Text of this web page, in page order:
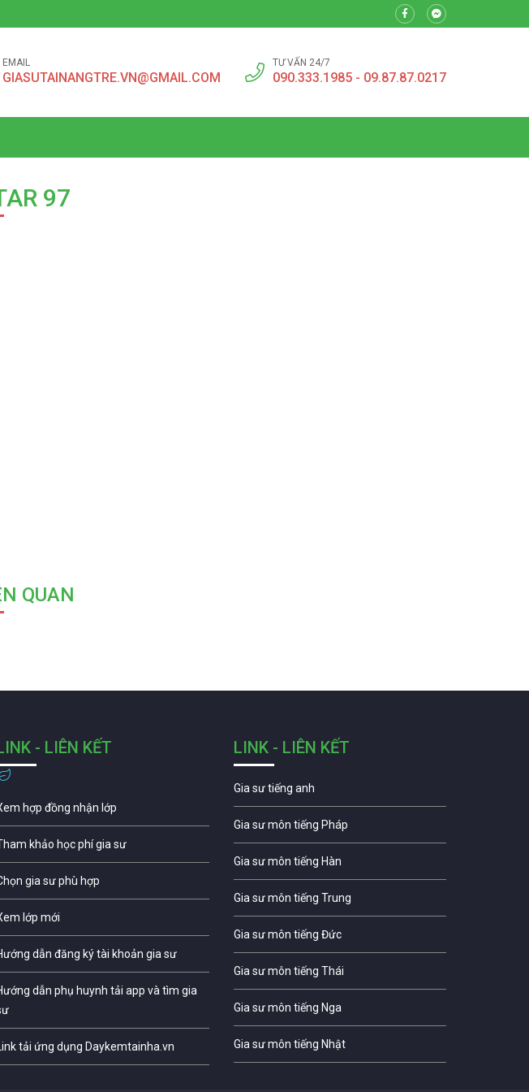
EMAIL
GIASUTAINANGTRE.VN@GMAIL.COM
TƯ VẤN 24/7
090.333.1985 - 09.87.87.0217
97
QUAN
- LIÊN KẾT
hợp đồng nhận lớp
khảo học phí gia sư
gia sư phù hợp
lớp mới
dẫn đăng ký tài khoản gia sư
dẫn phụ huynh tải app và tìm gia
tải ứng dụng Daykemtainha.vn
LINK - LIÊN KẾT
Gia sư tiếng anh
Gia sư môn tiếng Pháp
Gia sư môn tiếng Hàn
Gia sư môn tiếng Trung
Gia sư môn tiếng Đức
Gia sư môn tiếng Thái
Gia sư môn tiếng Nga
Gia sư môn tiếng Nhật